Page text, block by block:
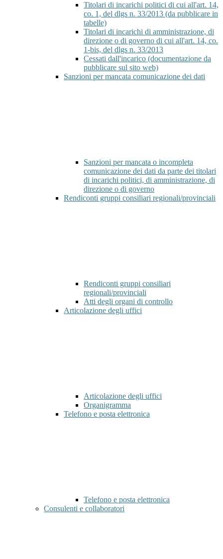
Titolari di incarichi politici di cui all'art. 14,
co. 1, del dlgs n. 33/2013 (da pubblicare in
tabelle)
Titolari di incarichi di amministrazione, di
direzione o di governo di cui all'art. 14, co.
1-bis, del dlgs n. 33/2013
Cessati dall'incarico (documentazione da
pubblicare sul sito web)
Sanzioni per mancata comunicazione dei dati
Sanzioni per mancata o incompleta
comunicazione dei dati da parte dei titolari
di incarichi politici, di amministrazione, di
direzione o di governo
Rendiconti gruppi consiliari regionali/provinciali
Rendiconti gruppi consiliari
regionali/provinciali
Atti degli organi di controllo
Articolazione degli uffici
Articolazione degli uffici
Organigramma
Telefono e posta elettronica
Telefono e posta elettronica
Consulenti e collaboratori